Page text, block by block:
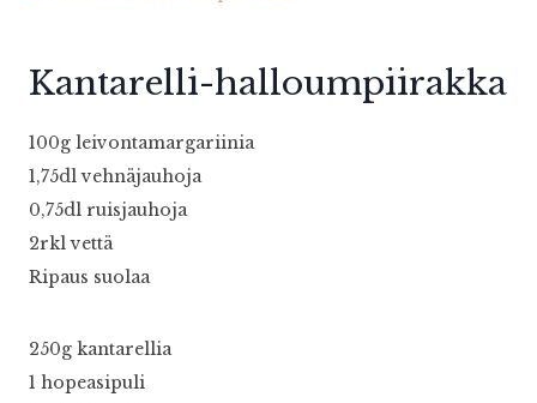
Kantarelli-halloumpiirakka
100g leivontamargariinia
1,75dl vehnäjauhoja
0,75dl ruisjauhoja
2rkl vettä
Ripaus suolaa
250g kantarellia
1 hopeasipuli